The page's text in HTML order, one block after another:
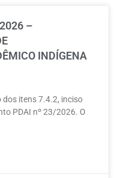
–
INDÍGENA
itens 7.4.2, inciso
PDAI nº 23/2026. O